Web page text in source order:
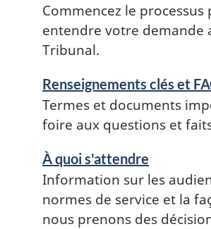
Commencez le
entendre votre demande
Tribunal.
Renseignements clés et
Termes et documents
foire aux questions et
À quoi s'attendre
Information sur les
normes de service et la
nous prenons des